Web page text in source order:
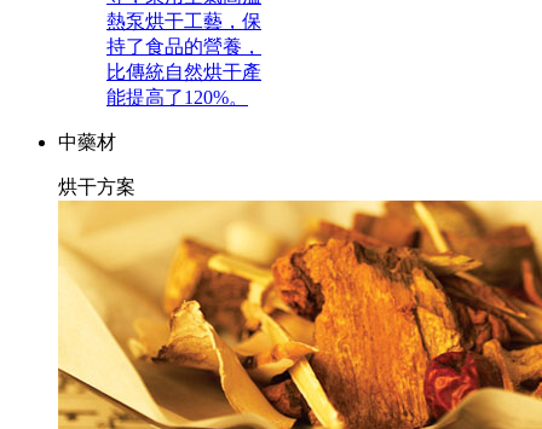
熱泵烘干工藝，保
持了食品的營養，
比傳統自然烘干產
能提高了120%。
中藥材
烘干方案